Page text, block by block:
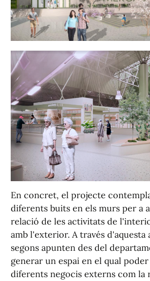
En concret, el projecte
diferents buits en els murs per a
relació de les activitats de
amb l'exterior. A través d'aquesta
segons apunten des del
generar un espai en el qual
diferents negocis externs com la